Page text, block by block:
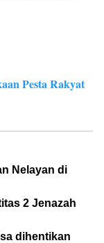
Pesta Rakyat
Nelayan di
2 Jenazah
dihentikan